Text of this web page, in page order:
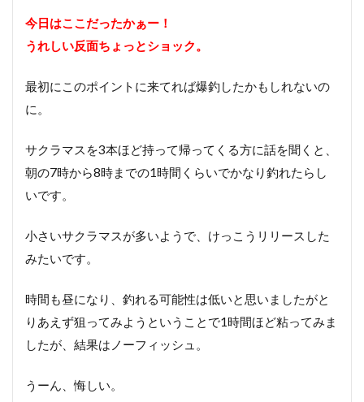
今日はここだったかぁー！
うれしい反面ちょっとショック。
最初にこのポイントに来てれば爆釣したかもしれないの
に。
サクラマスを3本ほど持って帰ってくる方に話を聞くと、
朝の7時から8時までの1時間くらいでかなり釣れたらし
いです。
小さいサクラマスが多いようで、けっこうリリースした
みたいです。
時間も昼になり、釣れる可能性は低いと思いましたがと
りあえず狙ってみようということで1時間ほど粘ってみま
したが、結果はノーフィッシュ。
うーん、悔しい。